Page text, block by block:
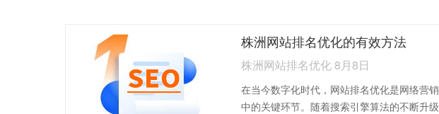
株洲网站排名优化的有效方法
株洲网站排名优化 8月8日
在当今数字化时代，网站排名优化是网络营销
中的关键环节。随着搜索引擎算法的不断升级